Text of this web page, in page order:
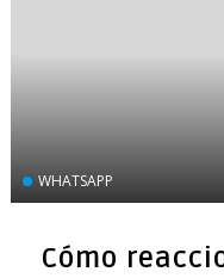
WHATSAPP
Cómo